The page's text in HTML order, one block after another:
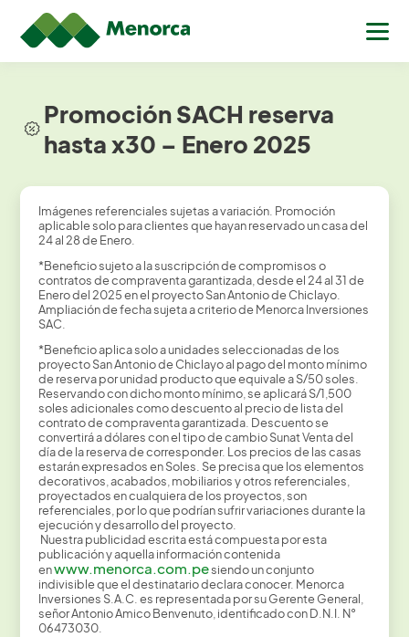
Promoción SACH reserva
hasta x30 – Enero 2025
Imágenes referenciales sujetas a variación. Promoción
aplicable solo para clientes que hayan reservado un casa del
24 al 28 de Enero.
*Beneficio sujeto a la suscripción de compromisos o
contratos de compraventa garantizada, desde el 24 al 31 de
Enero del 2025 en el proyecto San Antonio de Chiclayo.
Ampliación de fecha sujeta a criterio de Menorca Inversiones
SAC.
*Beneficio aplica solo a unidades seleccionadas de los
proyecto San Antonio de Chiclayo al pago del monto mínimo
de reserva por unidad producto que equivale a S/50 soles.
Reservando con dicho monto mínimo, se aplicará S/1,500
soles adicionales como descuento al precio de lista del
contrato de compraventa garantizada. Descuento se
convertirá a dólares con el tipo de cambio Sunat Venta del
día de la reserva de corresponder. Los precios de las casas
estarán expresados en Soles. Se precisa que los elementos
decorativos, acabados, mobiliarios y otros referenciales,
proyectados en cualquiera de los proyectos, son
referenciales, por lo que podrían sufrir variaciones durante la
ejecución y desarrollo del proyecto.
Nuestra publicidad escrita está compuesta por esta
publicación y aquella información contenida
enwww.menorca.com.pesiendo un conjunto
indivisible que el destinatario declara conocer. Menorca
Inversiones S.A.C. es representada por su Gerente General,
señor Antonio Amico Benvenuto, identificado con D.N.I. N°
06473030.